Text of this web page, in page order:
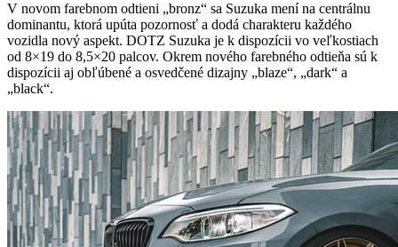
V novom farebnom odtieni „bronz“ sa Suzuka mení na centrálnu
dominantu, ktorá upúta pozornosť a dodá charakteru každého
vozidla nový aspekt. DOTZ Suzuka je k dispozícii vo veľkostiach
od 8×19 do 8,5×20 palcov. Okrem nového farebného odtieňa sú k
dispozícii aj obľúbené a osvedčené dizajny „blaze“, „dark“ a
„black“.